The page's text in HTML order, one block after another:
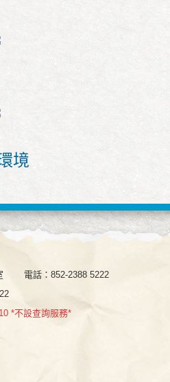
境
電話：852-2388 5222
*不設查詢服務*